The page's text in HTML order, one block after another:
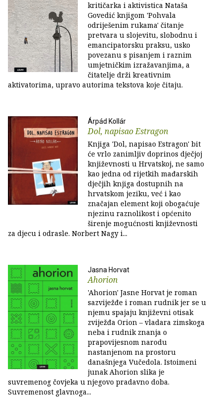
kritičarka i aktivistica Nataša
Govedić knjigom 'Pohvala
odriješenim rukama' čitanje
pretvara u slojevitu, slobodnu i
emancipatorsku praksu, usko
povezanu s pisanjem i raznim
umjetničkim izražavanjima, a
čitatelje drži kreativnim
aktivatorima, upravo autorima tekstova koje čitaju.
Árpád Kollár
Dol, napisao Estragon
Knjiga 'Dol, napisao Estragon' bit
će vrlo zanimljiv doprinos dječjoj
književnosti u Hrvatskoj, ne samo
kao jedna od rijetkih mađarskih
dječjih knjiga dostupnih na
hrvatskom jeziku, već i kao
značajan element koji obogaćuje
njezinu raznolikost i općenito
širenje mogućnosti književnosti
za djecu i odrasle. Norbert Nagy i...
Jasna Horvat
Ahorion
'Ahorion' Jasne Horvat je roman
sazviježđe i roman rudnik jer se u
njemu spajaju književni otisak
zviježđa Orion – vladara zimskoga
neba i rudnik znanja o
prapovijesnom narodu
nastanjenom na prostoru
današnjega Vučedola. Istoimeni
junak Ahorion slika je
suvremenog čovjeka u njegovo pradavno doba.
Suvremenost glavnoga...